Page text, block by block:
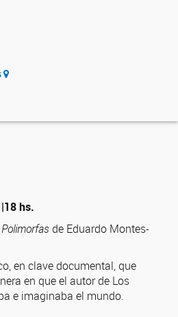
hs.
de Eduardo Montes-
en clave documental, que
en que el autor de Los
e imaginaba el mundo.